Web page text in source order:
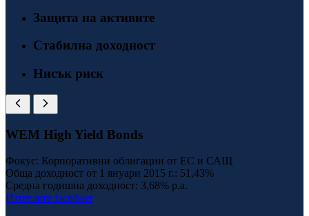
Защита на активите
Стабилна доходност
Нисък риск
WEM High Yield Bonds
Фокус: Корпоративни облигации от ЕС и САЩ
Обща доходност от 1 януари 2015 г.: 51,43%
Средна годишна доходност: 3,68% p.a.
Изтеглете factsheet